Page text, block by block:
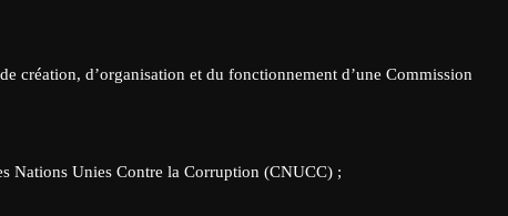
création, d’organisation et du fonctionnement d’une Commission
Nations Unies Contre la Corruption (CNUCC) ;